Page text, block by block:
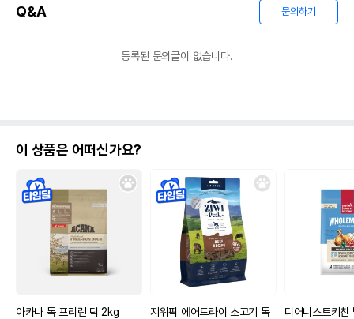
Q&A 문의하기
등록된 문의글이 없습니다.
이 상품은 어떠신가요?
아카나 독 프리런 덕 2kg
지위픽 에어드라이 소고기 독
디어니스트키친